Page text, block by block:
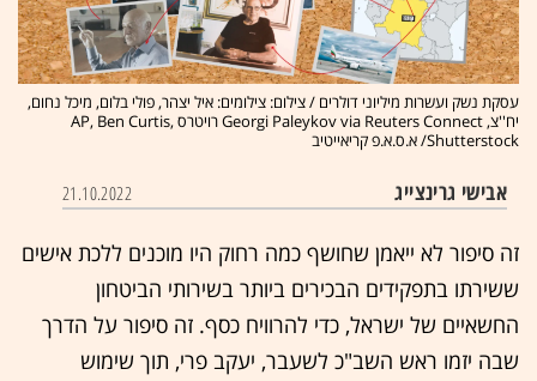
עסקת נשק ועשרות מיליוני דולרים / צילום: צילומים: איל יצהר, פולי בלום, מיכל נחום,
יח''צ, Georgi Paleykov via Reuters Connect רויטרס AP, Ben Curtis,
Shutterstock/ א.ס.א.פ קריאייטיב
אבישי גרינצייג 21.10.2022
זה סיפור לא ייאמן שחושף כמה רחוק היו מוכנים ללכת אישים
ששירתו בתפקידים הבכירים ביותר בשירותי הביטחון
החשאיים של ישראל, כדי להרוויח כסף. זה סיפור על הדרך
שבה יזמו ראש השב"כ לשעבר, יעקב פרי, תוך שימוש